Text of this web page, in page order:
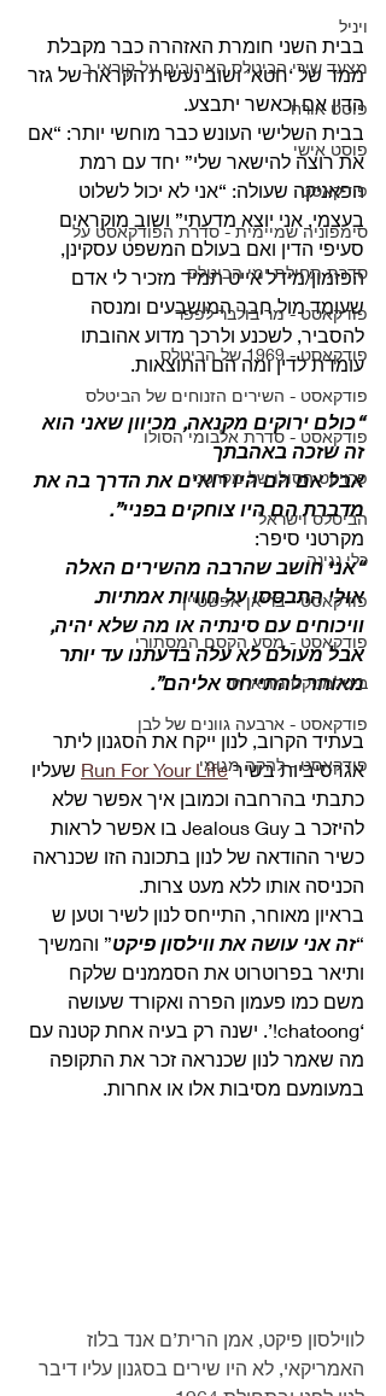
ויניל
מצעד שירי הביטלס האהובים על קוראי ב
פוסט אורח
פוסט אישי
פודקאסט
סימפוניה שמיימית - סדרת הפודקאסט על
סדרת תחילת ימי הביטלס
פודקאסט - מריבולבר לפפר
פודקאסט - 1969 של הביטלס
פודקאסט - השירים הזנוחים של הביטלס
פודקאסט - סדרת אלבומי הסולו
פרויקט הסולו של מקרטני
הביטלס וישראל
כלי נגינה
פודקאסט - בריאן אפשטיין
פודקאסט - מסע הקסם המסתורי
ביטלמניקס מתארח
פודקאסט - ארבעה גוונים של לבן
פודקאסט - להקה מגומי
בבית השני חומרת האזהרה כבר מקבלת
ממד של ‘חטא’ ושוב נעשית הקראה של גזר
הדין אם וכאשר יתבצע.
בבית השלישי העונש כבר מוחשי יותר: “אם
את רוצה להישאר שלי” יחד עם רמת
הפאניקה שעולה: “אני לא יכול לשלוט
בעצמי, אני יוצא מדעתי” ושוב מוקראים
סעיפי הדין ואם בעולם המשפט עסקינן,
הפזמון/מידל אייט תמיד מזכיר לי אדם
שעומד מול חבר המושבעים ומנסה
להסביר, לשכנע ולרכך מדוע אהובתו
עומדת לדין ומה הם התוצאות.
“כולם ירוקים מקנאה, מכיוון שאני הוא
זה שזכה באהבתך
אבל אם הם היו רואים את הדרך בה את
מדברת הם היו צוחקים בפניי”.
מקרטני סיפר:
“אני חושב שהרבה מהשירים האלה
אולי התבססו על חוויות אמתיות.
וויכוחים עם סינתיה או מה שלא יהיה,
אבל מעולם לא עלה בדעתנו עד יותר
מאוחר להתייחס אליהם”.
בעתיד הקרוב, לנון ייקח את הסגנון ליתר
אגרסיביות בשיר Run For Your Life שעליו
כתבתי בהרחבה וכמובן איך אפשר שלא
להיזכר ב Jealous Guy בו אפשר לראות
כשיר ההודאה של לנון בתכונה הזו שכנראה
הכניסה אותו ללא מעט צרות.
בראיון מאוחר, התייחס לנון לשיר וטען ש
“זה אני עושה את ווילסון פיקט” והמשיך
ותיאר בפרוטרוט את הסממנים שלקח
משם כמו פעמון הפרה ואקורד שעושה
‘chatoong!’. ישנה רק בעיה אחת קטנה עם
מה שאמר לנון שכנראה זכר את התקופה
במעומעם מסיבות אלו או אחרות.
לווילסון פיקט, אמן הרית’ם אנד בלוז
האמריקאי, לא היו שירים בסגנון עליו דיבר